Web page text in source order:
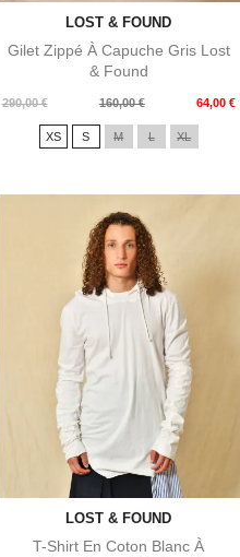
LOST & FOUND
Gilet Zippé À Capuche Gris Lost
& Found
290,00 €
Prix
160,00 € 64,00 €
Prix
XS S M L XL
LOST & FOUND
T-Shirt En Coton Blanc À